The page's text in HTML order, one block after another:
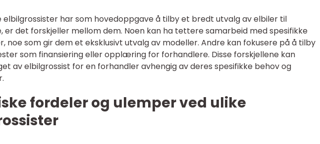
elbilgrossister har som hovedoppgave å tilby et bredt utvalg av elbiler til
er det forskjeller mellom dem. Noen kan ha tettere samarbeid med spesifikke
noe som gir dem et eksklusivt utvalg av modeller. Andre kan fokusere på å tilby
som finansiering eller opplæring for forhandlere. Disse forskjellene kan
av elbilgrossist for en forhandler avhengig av deres spesifikke behov og
fordeler og ulemper ved ulike